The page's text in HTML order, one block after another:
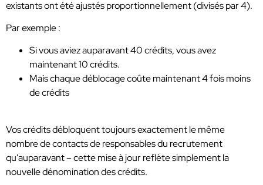
existants ont été ajustés proportionnellement (divisés par 4).
Par exemple :
Si vous aviez auparavant 40 crédits, vous avez
maintenant 10 crédits.
Mais chaque déblocage coûte maintenant 4 fois moins
de crédits
Vos crédits débloquent toujours exactement le même
nombre de contacts de responsables du recrutement
qu'auparavant – cette mise à jour reflète simplement la
nouvelle dénomination des crédits.